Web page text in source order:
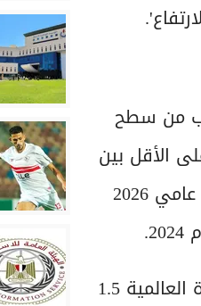
من سطح
الأقل بين
عامي 2026 و2030. ويكشف التقرير أيضاً عن تنبؤات بأنه ستكون هناك سنة واحدة بين عامي 2026
وتعهدت الدول في اتفاقية باريس لعام 2015 بمحاولة منع تجاوز متوسط درجات الحرارة العالمية 1.5